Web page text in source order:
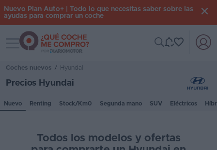
Iniciar
Renting
Nuevo Plan Auto+ | Todo lo que necesitas saber sobre las
ayudas para comprar un coche
Toggle navigation
Coches nuevos / Hyundai
Precios Hyundai
Nuevo Renting Stock/Km0 Segunda mano SUV Eléctricos
Todos los modelos y ofertas